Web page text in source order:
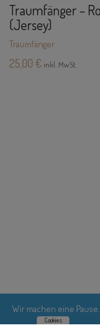
Traumfänger –
(Jersey)
Traumfänger
25,00 € inkl. MwSt.
Wir machen eine Pause.
Cookies